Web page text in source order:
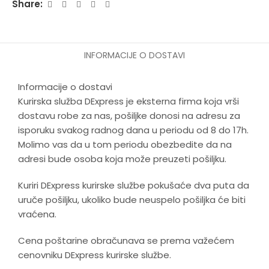
zaštitu od sunca i vetra.
sigurnosnim pojasom u 5 tačaka i mekim zaštitnim
Lagan aluminijumski ram sa točkovima
Transformabilnu jedinicu sedišta (korpa/sportski deo)
i-Size auto sedište (40-87 cm) sa adapterima
Torbu za mamu sa podlogom za presvlačenje
Zimsku navlaku za noge za kolica i auto sedište
Tehničke specifikacije
Težina kolica 11,5 kg
Share:
INFORMACIJE O DOSTAVI
Informacije o dostavi
Kurirska služba DExpress je eksterna firma koja vrši
dostavu robe za nas, pošiljke donosi na adresu za
isporuku svakog radnog dana u periodu od 8 do 17h.
Molimo vas da u tom periodu obezbedite da na
adresi bude osoba koja može preuzeti pošiljku.
Kuriri DExpress kurirske službe pokušaće dva puta da
uruče pošiljku, ukoliko bude neuspelo pošiljka će biti
vraćena.
Cena poštarine obračunava se prema važećem
cenovniku DExpress kurirske službe.